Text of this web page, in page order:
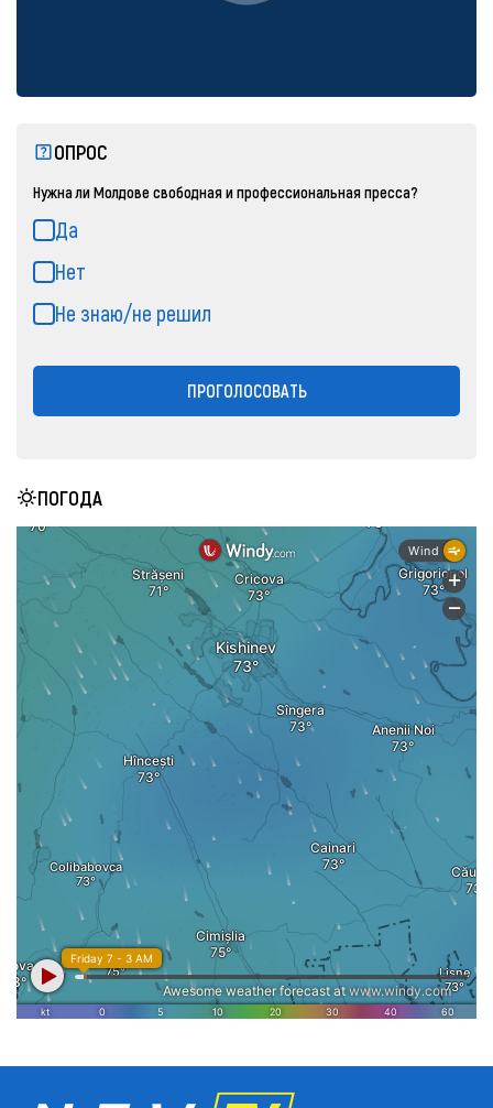
ОПРОС
Нужна ли Молдове свободная и профессиональная пресса?
Да
Нет
Не знаю/не решил
ПРОГОЛОСОВАТЬ
ПОГОДА